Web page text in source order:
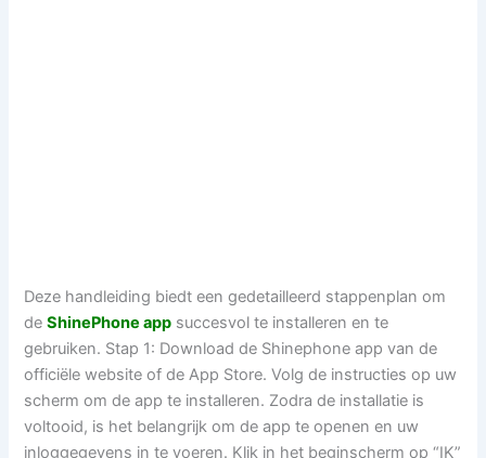
Deze handleiding biedt een gedetailleerd stappenplan om
deShinePhone app succesvol te installeren en te
gebruiken. Stap 1: Download de Shinephone app van de
officiële website of de App Store. Volg de instructies op uw
scherm om de app te installeren. Zodra de installatie is
voltooid, is het belangrijk om de app te openen en uw
inloggegevens in te voeren. Klik in het beginscherm op “IK”